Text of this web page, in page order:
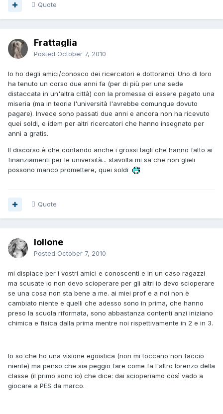
Quote
Frattaglia
Posted October 7, 2010
Io ho degli amici/conosco dei ricercatori e dottorandi. Uno di loro
ha tenuto un corso due anni fa (per di più per una sede
distaccata in un'altra città) con la promessa di essere pagato una
miseria (ma in teoria l'università l'avrebbe comunque dovuto
pagare). Invece sono passati due anni e ancora non ha ricevuto
quei soldi, e idem per altri ricercatori che hanno insegnato per
anni a gratis.
Il discorso è che contando anche i grossi tagli che hanno fatto ai
finanziamenti per le università... stavolta mi sa che non glieli
possono manco promettere, quei soldi
Quote
lollone
Posted October 7, 2010
mi dispiace per i vostri amici e conoscenti e in un caso ragazzi
ma scusate io non devo scioperare per gli altri io devo scioperare
se una cosa non sta bene a me. ai miei prof e a noi non è
cambiato niente e quelli che adesso sono in prima, che hanno
preso la scuola riformata, sono abbastanza contenti anzi iniziano
chimica e fisica dalla prima mentre noi rispettivamente in 2 e in 3.
lo so che ho una visione egoistica (non mi toccano non faccio
niente) ma penso che sia peggio fare come fa l'altro lorenzo della
classe (il primo sono io) che dice: dai scioperiamo così vado a
giocare a PES da marco.